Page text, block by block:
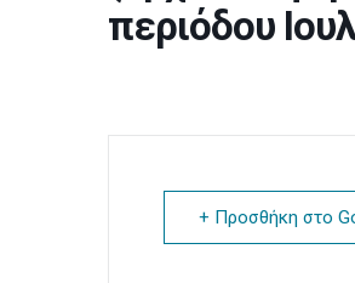
περιόδου
+ Προσθήκη στο